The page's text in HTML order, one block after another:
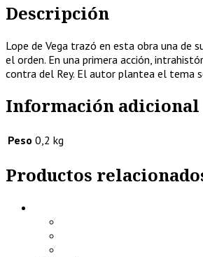
Descripción
Lope de Vega trazó en esta obra una de
el orden. En una primera acción,
contra del Rey. El autor plantea el tema
Información adicional
Peso 0,2 kg
Productos